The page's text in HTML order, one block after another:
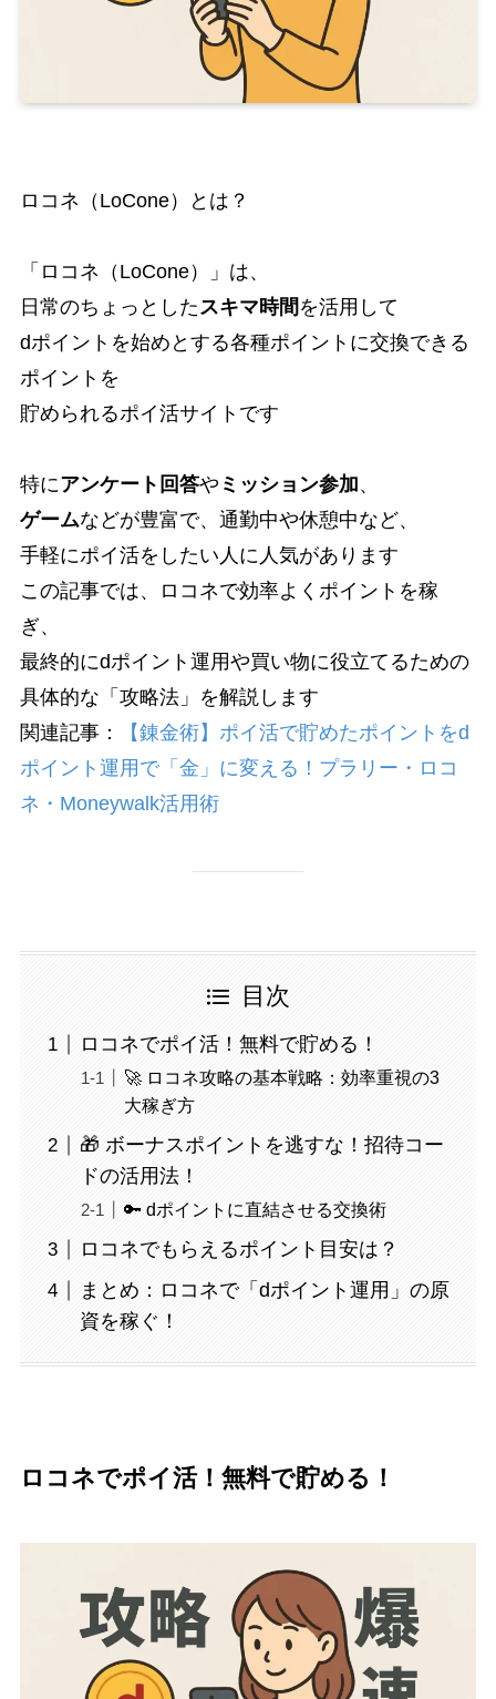
ロコネ（LoCone）とは？
「ロコネ（LoCone）」は、
日常のちょっとした スキマ時間 を活用して
dポイントを始めとする各種ポイントに交換できる
ポイントを
貯められるポイ活サイトです
特にアンケート回答や ミッション参加、
ゲームなどが豊富で、通勤中や休憩中など、
手軽にポイ活をしたい人に人気があります
この記事では、ロコネで効率よくポイントを稼
ぎ、
最終的にdポイント運用や買い物に役立てるための
具体的な「攻略法」を解説します
関連記事：
【錬金術】ポイ活で貯めたポイントをd
ポイント運用で「金」に変える！プラリー・ロコ
ネ・Moneywalk活用術
目次
ロコネでポイ活！無料で貯める！
🚀 ロコネ攻略の基本戦略：効率重視の3
大稼ぎ方
🎁 ボーナスポイントを逃すな！招待コー
ドの活用法！
🔑 dポイントに直結させる交換術
ロコネでもらえるポイント目安は？
まとめ：ロコネで「dポイント運用」の原
資を稼ぐ！
ロコネでポイ活！無料で貯める！